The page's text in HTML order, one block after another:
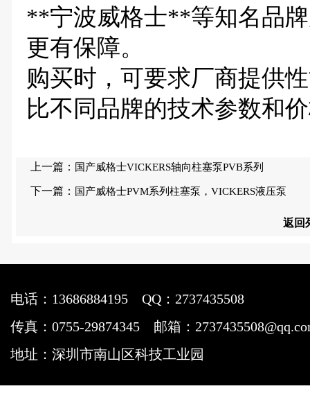
**宁波威格士**等知名品
更有保障。
购买时，可要求厂商提供
比不同品牌的技术参数和
上一篇： 国产威格士VICKERS轴向柱塞泵PVB系列
下一篇： 国产威格士PVM系列柱塞泵，VICKERS液压泵
返回
电话：13686884195
QQ：2737435508
传真：0755-29874345
邮箱：
地址：深圳市南山区科技工业园